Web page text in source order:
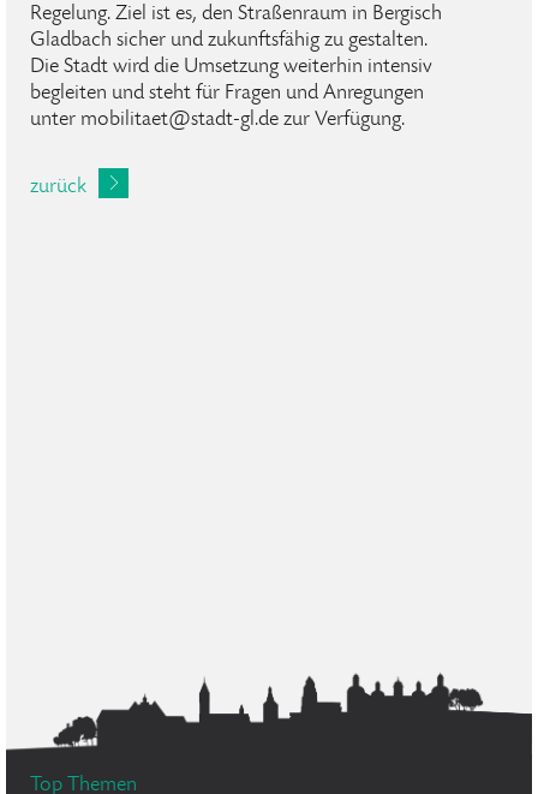
Regelung. Ziel ist es, den Straßenraum in Bergisch
Gladbach sicher und zukunftsfähig zu gestalten.
Die Stadt wird die Umsetzung weiterhin intensiv
begleiten und steht für Fragen und Anregungen
unter mobilitaet@stadt-gl.de zur Verfügung.
zurück
Top Themen